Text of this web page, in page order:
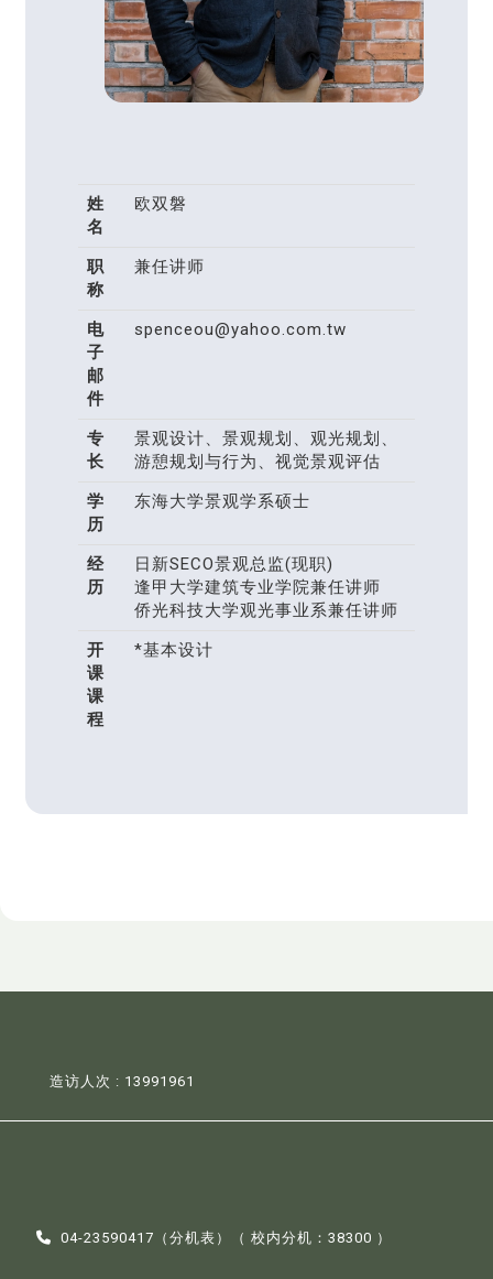
姓
名
欧双磐
职
称
兼任讲师
电
子
邮
件
spenceou@yahoo.com.tw
专
长
景观设计、景观规划、观光规划、
游憩规划与行为、视觉景观评估
学
历
东海大学景观学系硕士
经
历
日新SECO景观总监(现职)
逢甲大学建筑专业学院兼任讲师
侨光科技大学观光事业系兼任讲师
开
课
课
程
*基本设计
造访人次 : 13991961
04-23590417（分机表 ）（ 校内分机：38300 ）